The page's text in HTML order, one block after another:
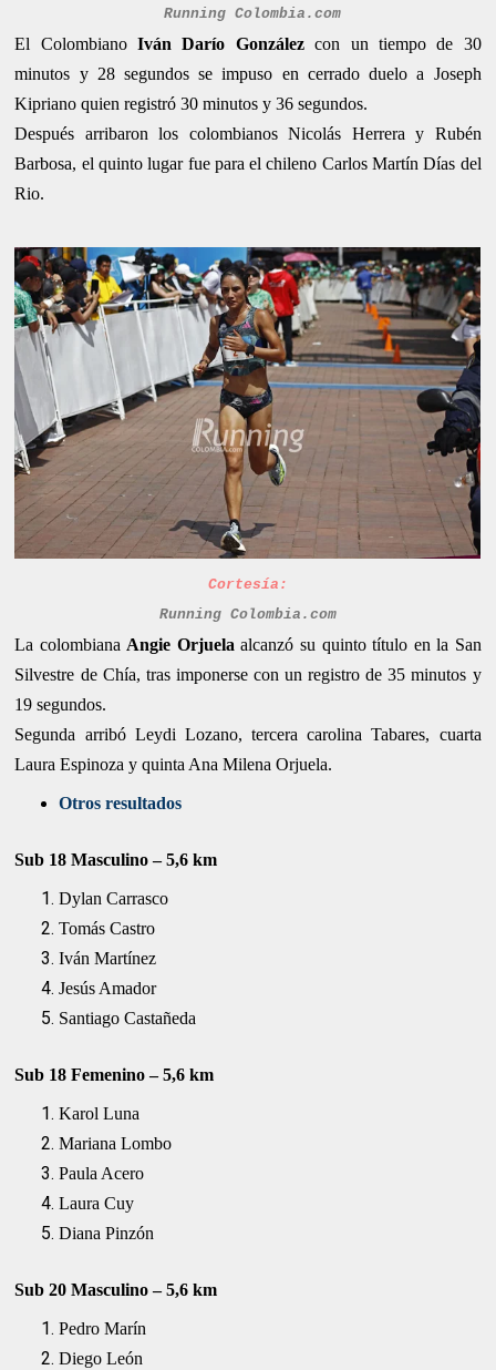
Running Colombia.com
El ColombianoIván Darío Gonzálezcon un tiempo de 30
minutos y 28 segundos se impuso en cerrado duelo a Joseph
Kipriano quien registró 30 minutos y 36 segundos.
Después arribaron los colombianos Nicolás Herrera y Rubén
Barbosa, el quinto lugar fue para el chileno Carlos Martín Días del
Rio.
Cortesía:
Running Colombia.com
La colombiana Angie Orjuela alcanzó su quinto título en la San
Silvestre de Chía, tras imponerse con un registro de 35 minutos y
19 segundos.
Segunda arribó Leydi Lozano, tercera carolina Tabares, cuarta
Laura Espinoza y quinta Ana Milena Orjuela.
Otros resultados
Sub 18 Masculino – 5,6 km
Dylan Carrasco
Tomás Castro
Iván Martínez
Jesús Amador
Santiago Castañeda
Sub 18 Femenino – 5,6 km
Karol Luna
Mariana Lombo
Paula Acero
Laura Cuy
Diana Pinzón
Sub 20 Masculino – 5,6 km
Pedro Marín
Diego León